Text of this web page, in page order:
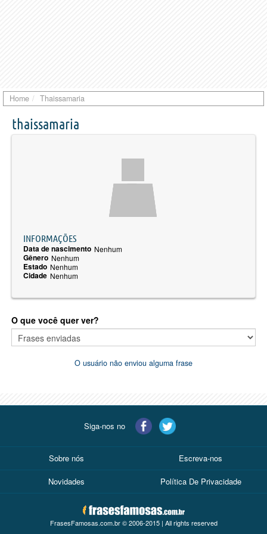
Home Thaissamaria
thaissamaria
INFORMAÇÕES
Data de nascimento Nenhum
Gênero Nenhum
Estado Nenhum
Cidade Nenhum
O que você quer ver?
O usuário não enviou alguma frase
Siga-nos no
Sobre nós Escreva-nos
Novidades Política De Privacidade
FrasesFamosas.com.br © 2006-2015 | All rights reserved